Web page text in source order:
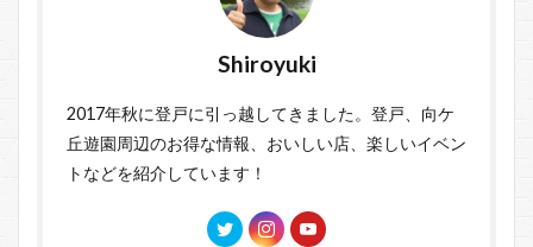
Shiroyuki
2017年秋に登戸に引っ越してきました。登戸、向ケ
丘遊園周辺のお得な情報、おいしい店、楽しいイベン
トなどを紹介しています！